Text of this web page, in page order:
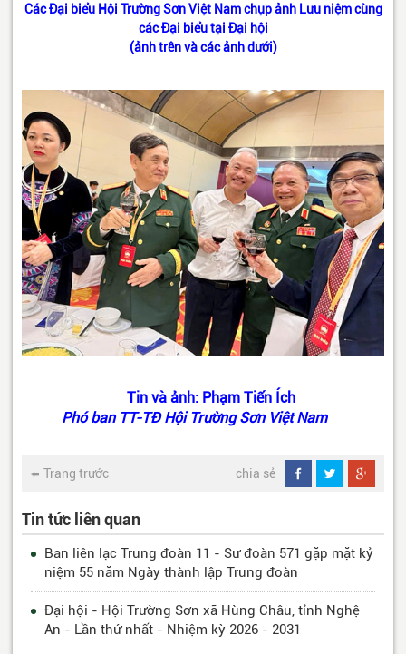
Các Đại biểu Hội Trường Sơn Việt Nam chụp ảnh Lưu niệm cùng
các Đại biểu tại Đại hội
(ảnh trên và các ảnh dưới)
Tin và ảnh: Phạm Tiến Ích
Phó ban TT-TĐ Hội Trường Sơn Việt Nam
Trang trước chia sẻ
Tin tức liên quan
Ban liên lạc Trung đoàn 11 - Sư đoàn 571 gặp mặt kỷ
niệm 55 năm Ngày thành lập Trung đoàn
Đại hội - Hội Trường Sơn xã Hùng Châu, tỉnh Nghệ
An - Lần thứ nhất - Nhiệm kỳ 2026 - 2031